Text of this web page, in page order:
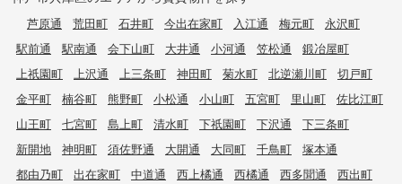
芦原通 荒田町 石井町 今出在家町 入江通 梅元町
永沢町
駅前通
駅南通 会下山町 大井通 小河通 笠松通
鍛冶屋町
上祇園町
上沢通 上三条町 神田町 菊水町 北逆瀬川町
切戸町
金平町
楠谷町 熊野町 小松通 小山町 五宮町 里山町
佐比江町
山王町
七宮町 島上町 清水町 下祇園町 下沢通
下三条町
新開地
神明町 須佐野通 大開通 大同町 千鳥町
塚本通
都由乃町
出在家町 中道通 西上橘通 西橘通 西多聞通
西出町